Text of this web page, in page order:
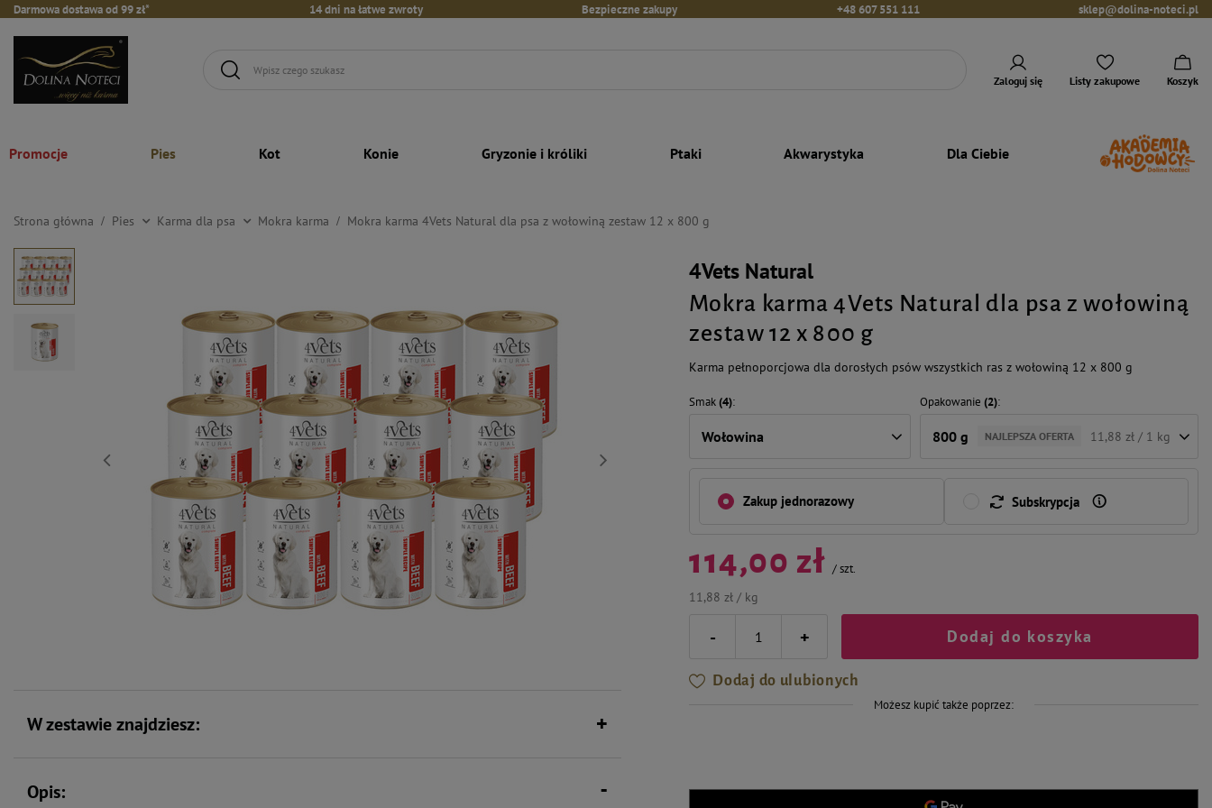
Darmowa dostawa od 99 zł* 14 dni na łatwe zwroty Bezpieczne zakupy +48 607 551 111 sklep@dolina-noteci.pl
Zaloguj się Listy zakupowe Koszyk
Promocje Pies Kot Konie Gryzonie i króliki Ptaki Akwarystyka Dla Ciebie
Strona główna Pies Karma dla psa Mokra karma Mokra karma 4Vets Natural dla psa z wołowiną zestaw 12 x 800 g
4Vets Natural
Mokra karma 4Vets Natural dla psa z wołowiną
zestaw 12 x 800 g
Karma pełnoporcjowa dla dorosłych psów wszystkich ras z wołowiną 12 x 800 g
Smak(4)
Wołowina
Opakowanie (2)
800 g NAJLEPSZA OFERTA 11,88 zł / 1 kg
Zakup jednorazowy Subskrypcja
114,00 zł /szt.
11,88 zł / kg
- + Dodaj do koszyka
Dodaj do ulubionych
Możesz kupić także poprzez:
W zestawie znajdziesz:
Opis: